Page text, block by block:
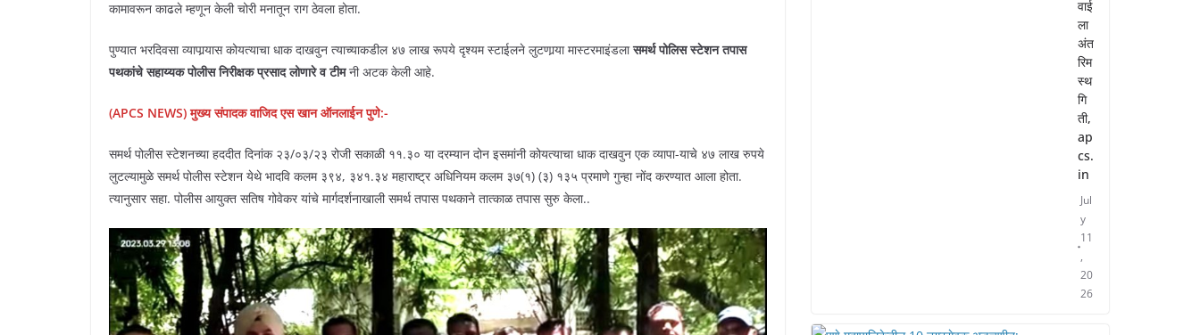
कामावरून काढले म्हणून केली चोरी मनातून राग ठेवला होता.
पुण्यात भरदिवसा व्यापार्‍यास कोयत्याचा धाक दाखवुन त्याच्याकडील ४७ लाख रूपये दृश्यम स्टाईलने लुटणार्‍या मास्टरमाइंडलासमर्थ पोलिस स्टेशन तपास
पथकांचे सहाय्यक पोलीस निरीक्षक प्रसाद लोणारे व टीमनी अटक केली आहे.
(APCS NEWS) मुख्य संपादक वाजिद एस खान ऑनलाईन पुणे:-
समर्थ पोलीस स्टेशनच्या हददीत दिनांक २३/०३/२३ रोजी सकाळी ११.३० या दरम्यान दोन इसमांनी कोयत्याचा धाक दाखवुन एक व्यापा-याचे ४७ लाख रुपये
लुटल्यामुळे समर्थ पोलीस स्टेशन येथे भादवि कलम ३९४, ३४१.३४ महाराष्ट्र अधिनियम कलम ३७(१) (३) १३५ प्रमाणे गुन्हा नोंद करण्यात आला होता.
त्यानुसार सहा. पोलीस आयुक्त सतिष गोवेकर यांचे मार्गदर्शनाखाली समर्थ तपास पथकाने तात्काळ तपास सुरु केला..
वाई
ला
अंत
रिम
स्थ
गि
ती,
ap
cs.
in
Jul
y
11
,
20
26